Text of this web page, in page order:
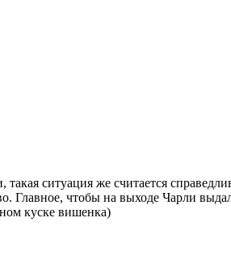
ситуация же считается
Главное, чтобы на выходе Чарли
куске вишенка)